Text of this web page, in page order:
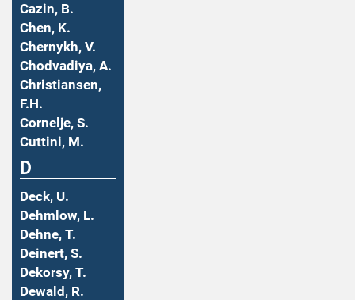
Cazin, B.
Chen, K.
Chernykh, V.
Chodvadiya, A.
Christiansen,
F.H.
Cornelje, S.
Cuttini, M.
D
Deck, U.
Dehmlow, L.
Dehne, T.
Deinert, S.
Dekorsy, T.
Dewald, R.